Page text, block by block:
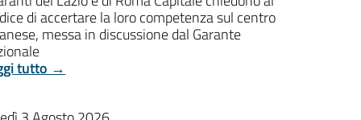
di accertare la loro competenza sul centro
messa in discussione dal Garante
tutto →